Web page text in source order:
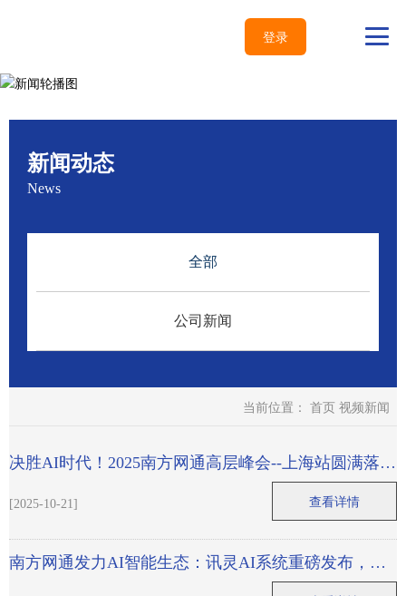
登录
新闻动态
News
全部
公司新闻
当前位置： 首页 视频新闻
决胜AI时代！2025南方网通高层峰会--上海站圆满落
[2025-10-21] 查看详情
南方网通发力AI智能生态：讯灵AI系统重磅发布，GE